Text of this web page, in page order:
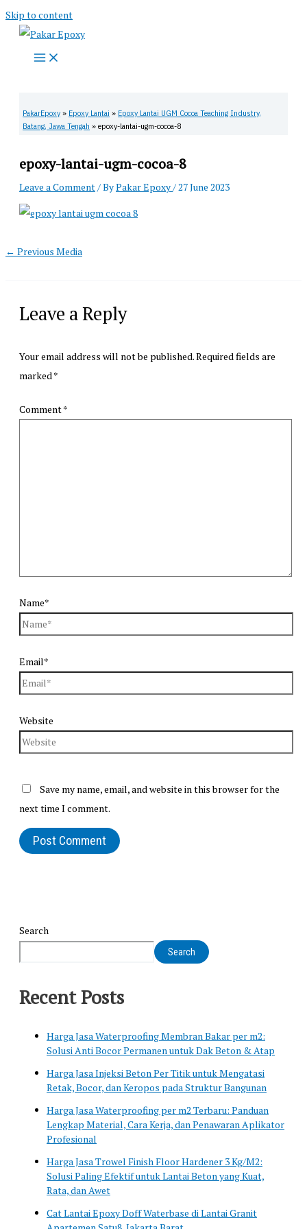
Skip to content
PakarEpoxy » Epoxy Lantai » Epoxy Lantai UGM Cocoa Teaching Industry,
Batang, Jawa Tengah » epoxy-lantai-ugm-cocoa-8
epoxy-lantai-ugm-cocoa-8
Leave a Comment/ ByPakar Epoxy/27 June 2023
← Previous Media
Leave a Reply
Your email address will not be published.Required fields are
marked *
Comment*
Name*
Email*
Website
Save my name, email, and website in this browser for the
next time I comment.
Search
Search
Recent Posts
Harga Jasa Waterproofing Membran Bakar per m2:
Solusi Anti Bocor Permanen untuk Dak Beton & Atap
Harga Jasa Injeksi Beton Per Titik untuk Mengatasi
Retak, Bocor, dan Keropos pada Struktur Bangunan
Harga Jasa Waterproofing per m2 Terbaru: Panduan
Lengkap Material, Cara Kerja, dan Penawaran Aplikator
Profesional
Harga Jasa Trowel Finish Floor Hardener 3 Kg/M2:
Solusi Paling Efektif untuk Lantai Beton yang Kuat,
Rata, dan Awet
Cat Lantai Epoxy Doff Waterbase di Lantai Granit